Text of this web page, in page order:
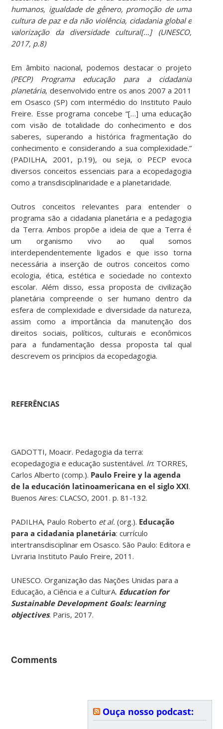
humanos, igualdade de gênero, promoção de uma
cultura de paz e da não violência, cidadania global e
valorização da diversidade cultural[…] (UNESCO,
2017, p.8)
Em âmbito nacional, podemos destacar o projeto
(PECP) Programa educação para a cidadania
planetária, desenvolvido entre os anos 2007 a 2011
em Osasco (SP) com intermédio do Instituto Paulo
Freire. Esse programa concebe “[…] uma educação
com visão de totalidade do conhecimento e dos
saberes, superando a histórica fragmentação do
conhecimento e considerando a sua complexidade.”
(PADILHA, 2001, p.19), ou seja, o PECP evoca
diversos conceitos essenciais para a ecopedagogia
como a transdisciplinaridade e a planetaridade.
Outros conceitos relevantes para entender o
programa são a cidadania planetária e a pedagogia
da Terra. Ambos propõe a ideia de que a Terra é
um organismo vivo ao qual somos
interdependentemente ligados e que isso torna
necessária a inserção de outros conceitos como
ecologia, ética, estética e sociedade no contexto
escolar. Além disso, essa proposta de civilização
planetária compreende o ser humano dentro da
esfera de complexidade e diversidade da natureza,
assim como a importância da manutenção dos
direitos sociais, políticos, culturais e econômicos
para a fundamentação dessa proposta tal qual
descrevem os princípios da ecopedagogia.
REFERÊNCIAS
GADOTTI, Moacir. Pedagogia da terra:
ecopedagogia e educação sustentável. In: TORRES,
Carlos Alberto (comp.). Paulo Freire y la agenda
de la educación latinoamericana en el siglo XXI.
Buenos Aires: CLACSO, 2001. p. 81-132.
PADILHA, Paulo Roberto et al. (org.). Educação
para a cidadania planetária: currículo
intertransdisciplinar em Osasco. São Paulo: Editora e
Livraria Instituto Paulo Freire, 2011.
UNESCO. Organização das Nações Unidas para a
Educação, a Ciência e a CulturA. Education for
Sustainable Development Goals: learning
objectives. Paris, 2017.
Comments
Ouça nosso podcast: